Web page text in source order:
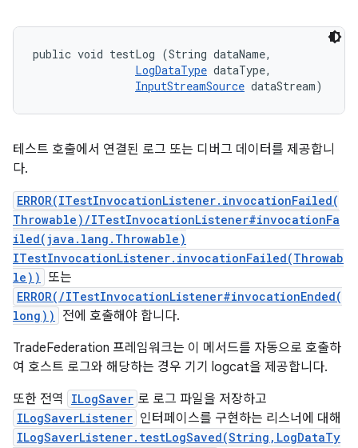
public void testLog (String dataName,
LogDataType dataType,
InputStreamSource dataStream)
테스트 호출에서 연결된 로그 또는 디버그 데이터를 제공합니
다.
ERROR(ITestInvocationListener.invocationFailed(
Throwable)/ITestInvocationListener#invocationFa
iled(java.lang.Throwable)
ITestInvocationListener.invocationFailed(Throwab
le))
또는
ERROR(/ITestInvocationListener#invocationEnded(
long))
전에 호출해야 합니다.
TradeFederation 프레임워크는 이 메서드를 자동으로 호출하
여 호스트 로그와 해당하는 경우 기기 logcat을 제공합니다.
또한 전역
ILogSaver 로 로그 파일을 저장하고
ILogSaverListener 인터페이스를 구현하는 리스너에 대해
ILogSaverListener.testLogSaved(String,LogDataTy